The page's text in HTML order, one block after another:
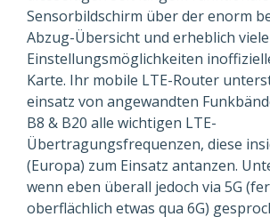
Sensorbildschirm über der enorm
Abzug-Übersicht und erheblich
Einstellungsmöglichkeiten
Karte. Ihr mobile LTE-Router
einsatz von angewandten
B8 & B20 alle wichtigen LTE-
Übertragungsfrequenzen, diese
(Europa) zum Einsatz antanzen.
wenn eben überall jedoch via 5G
oberflächlich etwas qua 6G)